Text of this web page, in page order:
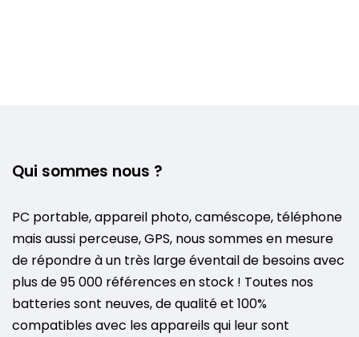
Qui sommes nous ?
PC portable, appareil photo, caméscope, téléphone
mais aussi perceuse, GPS, nous sommes en mesure
de répondre à un très large éventail de besoins avec
plus de 95 000 références en stock ! Toutes nos
batteries sont neuves, de qualité et 100%
compatibles avec les appareils qui leur sont